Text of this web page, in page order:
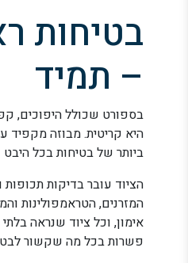
בטיחות
– תמיד
בספורט שכולל היפוכים,
היא קריטית. מבוזה מקפיד
ביותר של בטיחות בכל
הציוד עובר בדיקות
המזרנים, הטראמפולינות
אימון, וכל ציוד שנראה
פשרות בכל מה שקשור